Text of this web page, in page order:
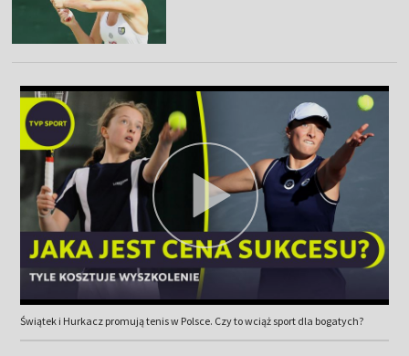
Świątek i Hurkacz promują tenis w Polsce. Czy to wciąż sport dla bogatych?